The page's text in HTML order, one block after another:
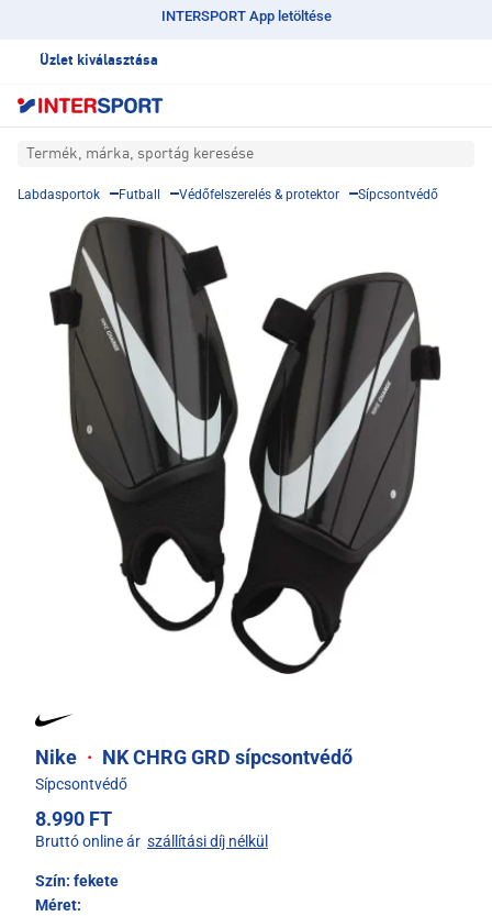
INTERSPORT App letöltése
Üzlet kiválasztása
Termék, márka, sportág keresése
Labdasportok Futball Védőfelszerelés & protektor Sípcsontvédő
Nike · NK CHRG GRD sípcsontvédő
Sípcsontvédő
8.990 FT
Bruttó online ár szállítási díj nélkül
Szín: fekete
Méret: